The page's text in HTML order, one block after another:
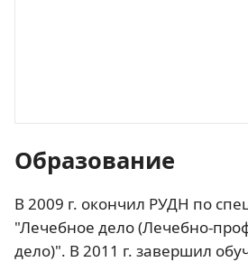
Образование
В 2009 г. окончил РУДН по
"Лечебное дело (Лечебно-
дело)". В 2011 г. завершил